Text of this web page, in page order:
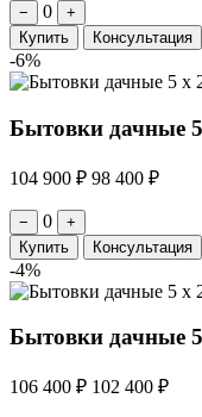
− 0
+
Купить
Консультация
-6%
Бытовки дачные
104 900 ₽ 98 400 ₽
− 0
+
Купить
Консультация
-4%
Бытовки дачные
106 400 ₽ 102 400 ₽